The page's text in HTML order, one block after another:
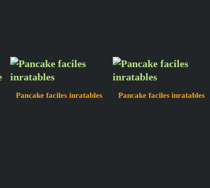
Pancake faciles inratables Pancake faciles inratables